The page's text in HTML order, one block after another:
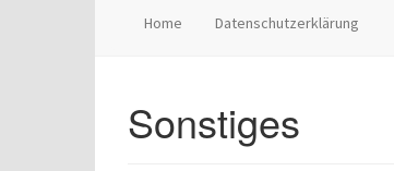
Home Datenschutzerklärung
Sonstiges